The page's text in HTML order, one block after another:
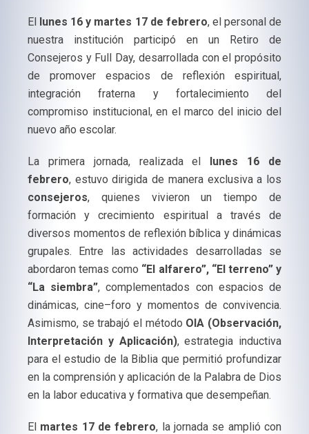
El lunes 16 y martes 17 de febrero, el personal de
nuestra institución participó en un Retiro de
Consejeros y Full Day, desarrollada con el propósito
de promover espacios de reflexión espiritual,
integración fraterna y fortalecimiento del
compromiso institucional, en el marco del inicio del
nuevo año escolar.
La primera jornada, realizada el lunes 16 de
febrero, estuvo dirigida de manera exclusiva a los
consejeros, quienes vivieron un tiempo de
formación y crecimiento espiritual a través de
diversos momentos de reflexión bíblica y dinámicas
grupales. Entre las actividades desarrolladas se
abordaron temas como “El alfarero”, “El terreno” y
“La siembra”, complementados con espacios de
dinámicas, cine–foro y momentos de convivencia.
Asimismo, se trabajó el método OIA (Observación,
Interpretación y Aplicación), estrategia inductiva
para el estudio de la Biblia que permitió profundizar
en la comprensión y aplicación de la Palabra de Dios
en la labor educativa y formativa que desempeñan.
El martes 17 de febrero, la jornada se amplió con